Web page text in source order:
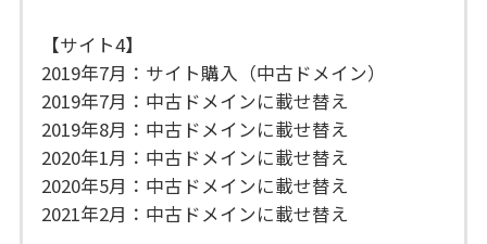
【サイト4】
2019年7月：サイト購入（中古ドメイン）
2019年7月：中古ドメインに載せ替え
2019年8月：中古ドメインに載せ替え
2020年1月：中古ドメインに載せ替え
2020年5月：中古ドメインに載せ替え
2021年2月：中古ドメインに載せ替え